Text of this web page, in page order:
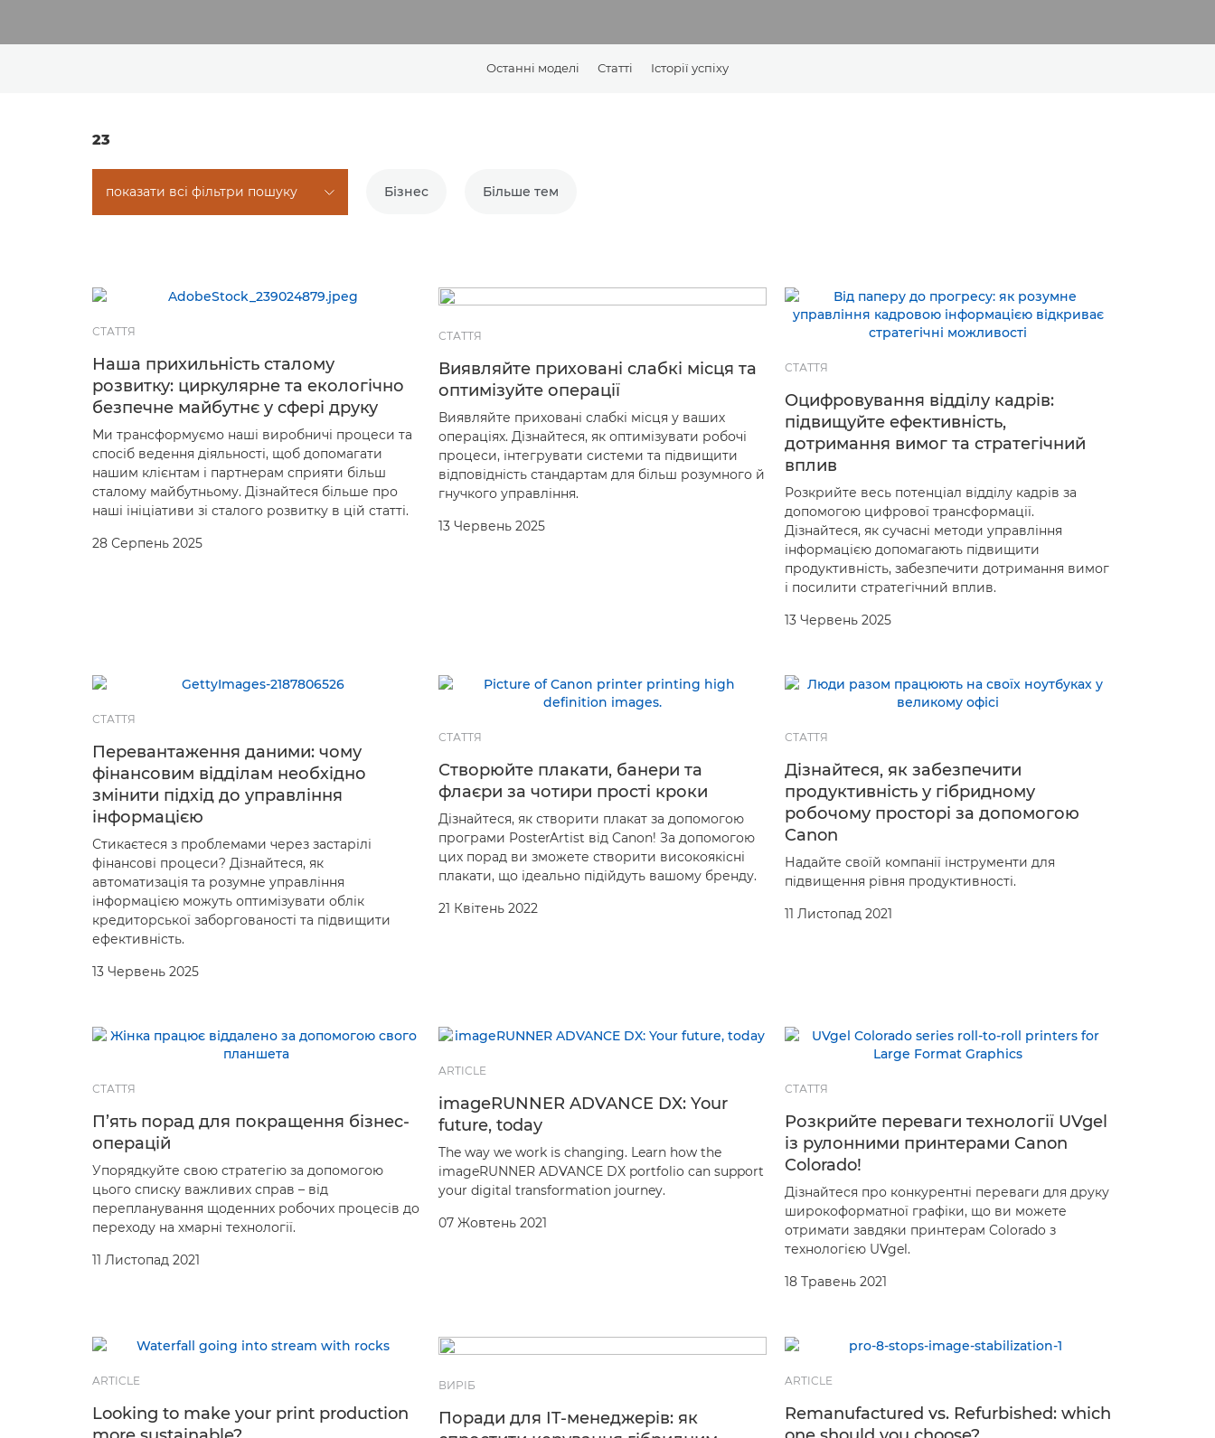
Останні моделі Статті Історії успіху
23
показати всі фільтри пошуку Бізнес Більше тем
СТАТТЯ
Наша прихильність сталому
розвитку: циркулярне та екологічно
безпечне майбутнє у сфері друку
Ми трансформуємо наші виробничі процеси та
спосіб ведення діяльності, щоб допомагати
нашим клієнтам і партнерам сприяти більш
сталому майбутньому. Дізнайтеся більше про
наші ініціативи зі сталого розвитку в цій статті.
28 Серпень 2025
СТАТТЯ
Виявляйте приховані слабкі місця та
оптимізуйте операції
Виявляйте приховані слабкі місця у ваших
операціях. Дізнайтеся, як оптимізувати робочі
процеси, інтегрувати системи та підвищити
відповідність стандартам для більш розумного й
гнучкого управління.
13 Червень 2025
СТАТТЯ
Оцифровування відділу кадрів:
підвищуйте ефективність,
дотримання вимог та стратегічний
вплив
Розкрийте весь потенціал відділу кадрів за
допомогою цифрової трансформації.
Дізнайтеся, як сучасні методи управління
інформацією допомагають підвищити
продуктивність, забезпечити дотримання вимог
і посилити стратегічний вплив.
13 Червень 2025
СТАТТЯ
Перевантаження даними: чому
фінансовим відділам необхідно
змінити підхід до управління
інформацією
Стикаєтеся з проблемами через застарілі
фінансові процеси? Дізнайтеся, як
автоматизація та розумне управління
інформацією можуть оптимізувати облік
кредиторської заборгованості та підвищити
ефективність.
13 Червень 2025
СТАТТЯ
Створюйте плакати, банери та
флаєри за чотири прості кроки
Дізнайтеся, як створити плакат за допомогою
програми PosterArtist від Canon! За допомогою
цих порад ви зможете створити високоякісні
плакати, що ідеально підійдуть вашому бренду.
21 Квітень 2022
СТАТТЯ
Дізнайтеся, як забезпечити
продуктивність у гібридному
робочому просторі за допомогою
Canon
Надайте своїй компанії інструменти для
підвищення рівня продуктивності.
11 Листопад 2021
СТАТТЯ
П’ять порад для покращення бізнес-
операцій
Упорядкуйте свою стратегію за допомогою
цього списку важливих справ – від
перепланування щоденних робочих процесів до
переходу на хмарні технології.
11 Листопад 2021
ARTICLE
imageRUNNER ADVANCE DX: Your
future, today
The way we work is changing. Learn how the
imageRUNNER ADVANCE DX portfolio can support
your digital transformation journey.
07 Жовтень 2021
СТАТТЯ
Розкрийте переваги технології UVgel
із рулонними принтерами Canon
Colorado!
Дізнайтеся про конкурентні переваги для друку
широкоформатної графіки, що ви можете
отримати завдяки принтерам Colorado з
технологією UVgel.
18 Травень 2021
ARTICLE
Looking to make your print production
ВИРІБ
Поради для IT-менеджерів: як
ARTICLE
Remanufactured vs. Refurbished: which